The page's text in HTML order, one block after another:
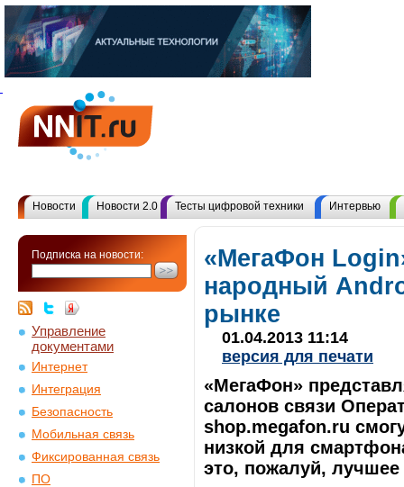
Новости Новости 2.0 Тесты цифровой техники Интервью
Подписка на новости:
Управление
документами
Интернет
Интеграция
Безопасность
Мобильная связь
Фиксированная связь
ПО
«МегаФон
народный
рынке
01.04.2013 11:14
версия для печати
«МегаФон»
салонов связи
shop.megafon.ru
низкой для
это, пожалуй,